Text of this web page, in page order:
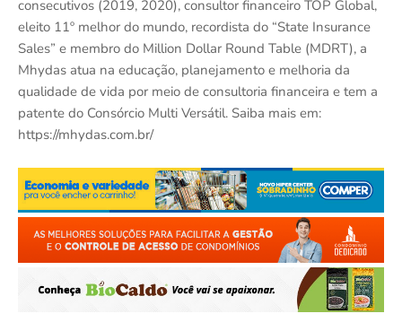
consecutivos (2019, 2020), consultor financeiro TOP Global,
eleito 11º melhor do mundo, recordista do “State Insurance
Sales” e membro do Million Dollar Round Table (MDRT), a
Mhydas atua na educação, planejamento e melhoria da
qualidade de vida por meio de consultoria financeira e tem a
patente do Consórcio Multi Versátil. Saiba mais em:
https://mhydas.com.br/